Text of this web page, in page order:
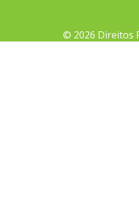
© 2026 Direitos